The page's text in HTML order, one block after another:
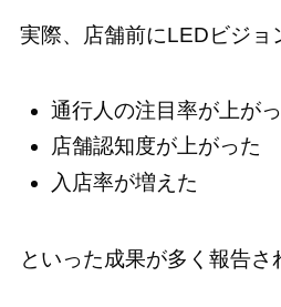
実際、店舗前にLEDビジョ
通行人の注目率が上が
店舗認知度が上がった
入店率が増えた
といった成果が多く報告さ